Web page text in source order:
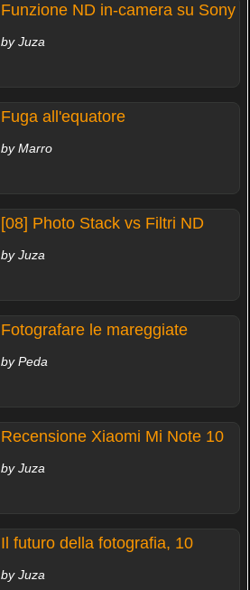
Funzione ND in-camera su Sony
by Juza
Fuga all'equatore
by Marro
[08] Photo Stack vs Filtri ND
by Juza
Fotografare le mareggiate
by Peda
Recensione Xiaomi Mi Note 10
by Juza
Il futuro della fotografia, 10
by Juza